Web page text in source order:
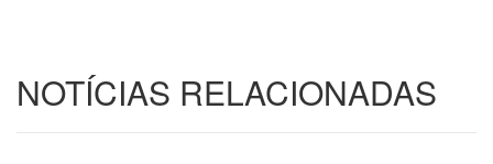
NOTÍCIAS RELACIONADAS